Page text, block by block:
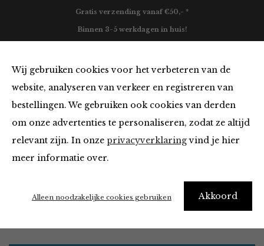
Wij gebruiken cookies voor het verbeteren van de
website, analyseren van verkeer en registreren van
bestellingen. We gebruiken ook cookies van derden
om onze advertenties te personaliseren, zodat ze altijd
relevant zijn. In onze privacyverklaringvind je hier
meer informatie over.
Akkoord
Alleen noodzakelijke cookies gebruiken
Gratis verzending vanaf €50,- *
Binnen 3-5 werkdagen in huis!
Must Haves
Home Winkel Accessoires Must Haves